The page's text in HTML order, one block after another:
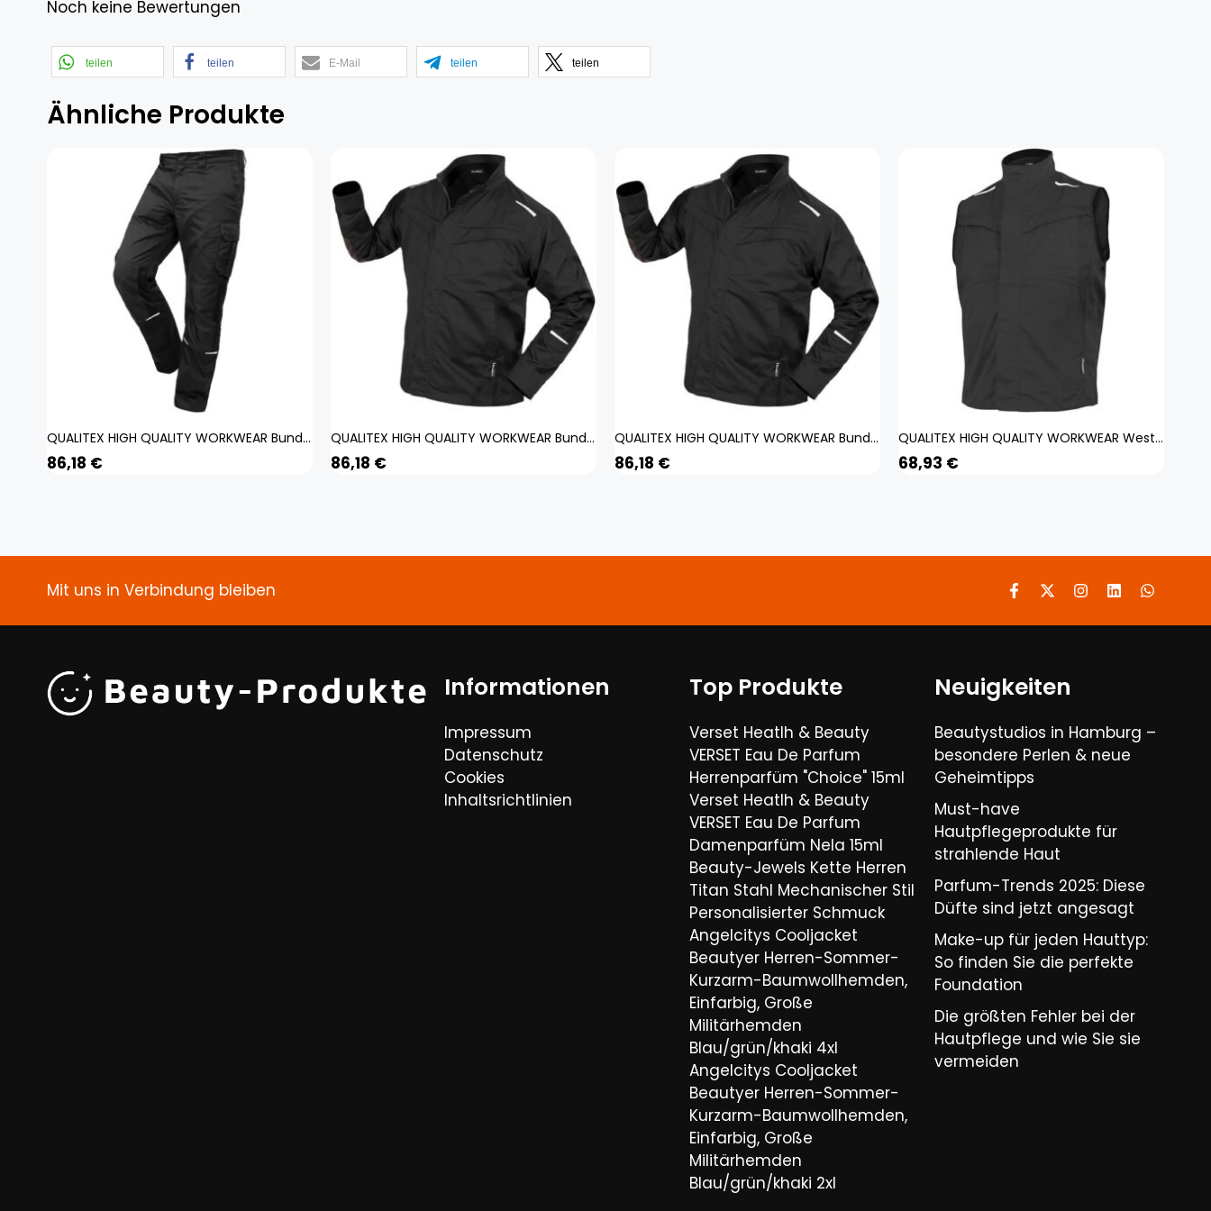
Noch keine Bewertungen
teilen teilen E-Mail teilen teilen
Ähnliche Produkte
QUALITEX HIGH QUALITY WORKWEAR Bundhose IND black beauty Herren: 24
86,18 €
QUALITEX HIGH QUALITY WORKWEAR Bundjacke IND black beauty Damen: L Herren: L
86,18 €
QUALITEX HIGH QUALITY WORKWEAR Bundjacke IND black beauty Damen: XL Herren: XL
86,18 €
QUALITEX HIGH QUALITY WORKWEAR Weste IND black beauty Damen: S Herren: S
68,93 €
Mit uns in Verbindung bleiben
Informationen
Impressum
Datenschutz
Cookies
Inhaltsrichtlinien
Top Produkte
Verset Heatlh & Beauty
VERSET Eau De Parfum
Herrenparfüm "Choice" 15ml
Verset Heatlh & Beauty
VERSET Eau De Parfum
Damenparfüm Nela 15ml
Beauty-Jewels Kette Herren
Titan Stahl Mechanischer Stil
Personalisierter Schmuck
Angelcitys Cooljacket
Beautyer Herren-Sommer-
Kurzarm-Baumwollhemden,
Einfarbig, Große
Militärhemden
Blau/grün/khaki 4xl
Angelcitys Cooljacket
Beautyer Herren-Sommer-
Kurzarm-Baumwollhemden,
Einfarbig, Große
Militärhemden
Blau/grün/khaki 2xl
Neuigkeiten
Beautystudios in Hamburg –
besondere Perlen & neue
Geheimtipps
Must-have
Hautpflegeprodukte für
strahlende Haut
Parfum-Trends 2025: Diese
Düfte sind jetzt angesagt
Make-up für jeden Hauttyp:
So finden Sie die perfekte
Foundation
Die größten Fehler bei der
Hautpflege und wie Sie sie
vermeiden